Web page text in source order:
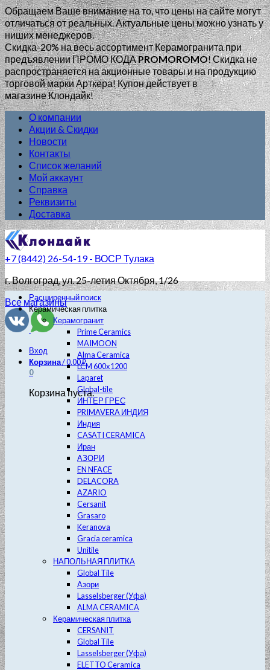
Обращаем Ваше внимание на то, что цены на сайте могут
отличаться от реальных. Актуальные цены можно узнать у
ниших менеджеров.
Скидка-20% на весь ассортимент Керамогранита при
предъявлении ПРОМО КОДАPROMOROMO!Скидка не
распространяется на акционные товары и на продукцию
торговой марки Арткера! Купон действует в
магазине Клондайк!
О компании
Акции & Скидки
Новости
Контакты
Список желаний
Мой аккаунт
Справка
Реквизиты
Доставка
+7 (8442) 26-54-19 - ВОСР Тулака
г. Волгоград, ул. 25-летия Октября, 1/26
Все магазины
Вход
Корзина/0.00₽
0
Корзина пуста.
Расширенный поиск
Керамическая плитка
Керамогранит
Prime Ceramics
MAIMOON
Alma Ceramica
LCM 600х1200
Laparet
Global-tile
ИНТЕР ГРЕС
PRIMAVERA ИНДИЯ
Индия
CASATI CERAMICA
Иран
АЗОРИ
EN NFACE
DELACORA
AZARIO
Cersanit
Grasaro
Keranova
Gracia ceramica
Unitile
НАПОЛЬНАЯ ПЛИТКА
Global Tile
Азори
Lasselsberger (Уфа)
ALMA CERAMICA
Керамическая плитка
CERSANIT
Global Tile
Lasselsberger (Уфа)
ELETTO Ceramica